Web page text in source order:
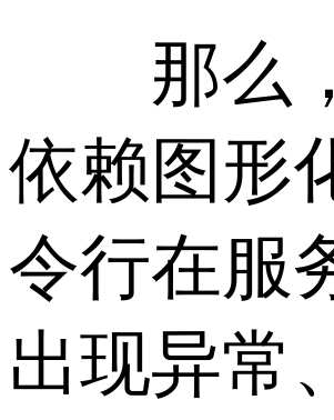
那么，
依赖图形
令行在服
出现异常